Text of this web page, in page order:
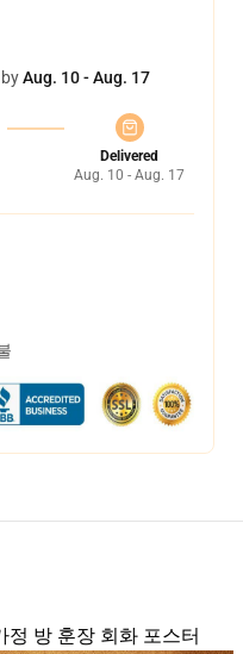
Aug. 10 - Aug. 17
Delivered
Aug. 10 - Aug. 17
정 방 훈장 회화 포스터